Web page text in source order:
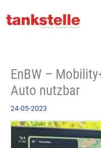
Inhalt
EnBW –
Auto nutzbar
24-05-2023